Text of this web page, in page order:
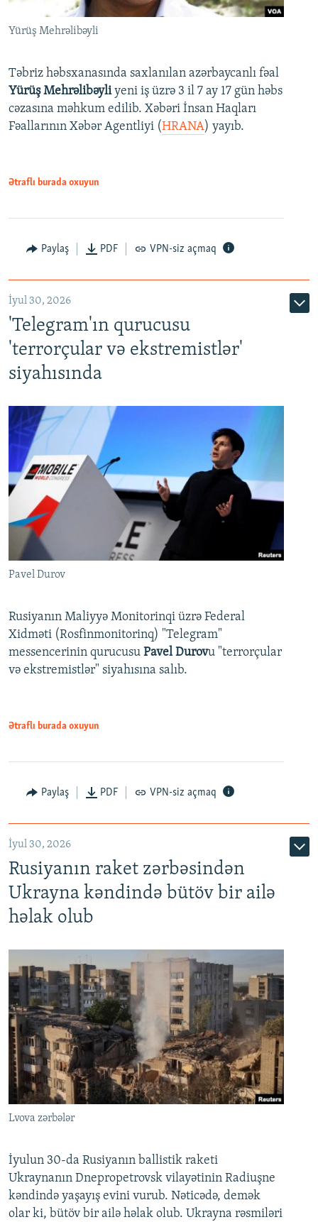
Yürüş Mehrəlibəyli
Təbriz həbsxanasında saxlanılan azərbaycanlı fəal
Yürüş Mehrəlibəyliyeni iş üzrə 3 il 7 ay 17 gün həbs
cəzasına məhkum edilib. Xəbəri İnsan Haqları
Fəallarının Xəbər Agentliyi (HRANA) yayıb.
Ətraflı burada oxuyun
Paylaş PDF VPN-siz açmaq
İyul 30, 2026
'Telegram'ın qurucusu
'terrorçular və ekstremistlər'
siyahısında
Pavel Durov
Rusiyanın Maliyyə Monitorinqi üzrə Federal
Xidməti (Rosfinmonitorinq) "Telegram"
messencerinin qurucusu Pavel Durovu "terrorçular
və ekstremistlər" siyahısına salıb.
Ətraflı burada oxuyun
Paylaş PDF VPN-siz açmaq
İyul 30, 2026
Rusiyanın raket zərbəsindən
Ukrayna kəndində bütöv bir ailə
həlak olub
Lvova zərbələr
İyulun 30-da Rusiyanın ballistik raketi
Ukraynanın Dnepropetrovsk vilayətinin Radiuşne
kəndində yaşayış evini vurub. Nəticədə, demək
olar ki, bütöv bir ailə həlak olub. Ukrayna rəsmiləri